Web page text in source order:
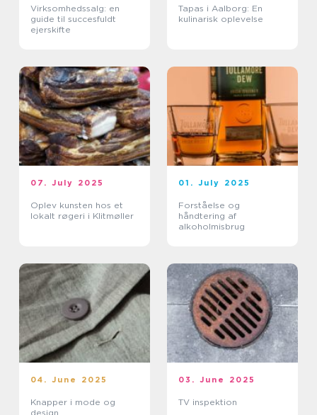
Virksomhedssalg: en
guide til succesfuldt
ejerskifte
Tapas i Aalborg: En
kulinarisk oplevelse
07. July 2025
Oplev kunsten hos et
lokalt røgeri i Klitmøller
01. July 2025
Forståelse og
håndtering af
alkoholmisbrug
04. June 2025
Knapper i mode og
design
03. June 2025
TV inspektion